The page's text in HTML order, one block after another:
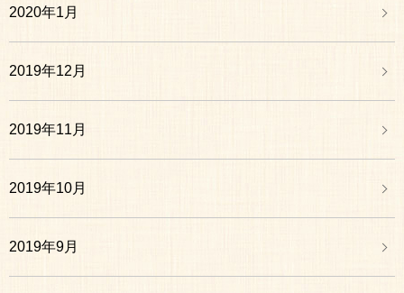
2020年1月
2019年12月
2019年11月
2019年10月
2019年9月